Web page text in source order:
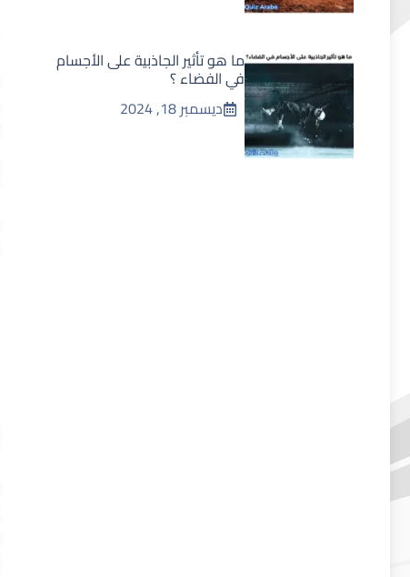
ما هو تأثير الجاذبية على الأجسام
في الفضاء ؟
ديسمبر 18, 2024